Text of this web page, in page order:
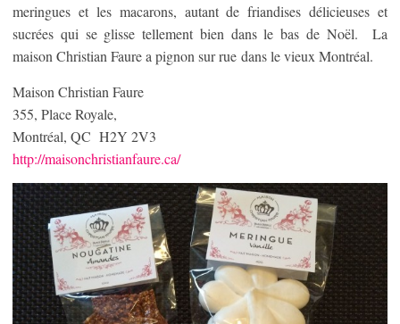
meringues et les macarons, autant de friandises délicieuses et
sucrées qui se glisse tellement bien dans le bas de Noël. La
maison Christian Faure a pignon sur rue dans le vieux Montréal.
Maison Christian Faure
355, Place Royale,
Montréal, QC H2Y 2V3
http://maisonchristianfaure.ca/